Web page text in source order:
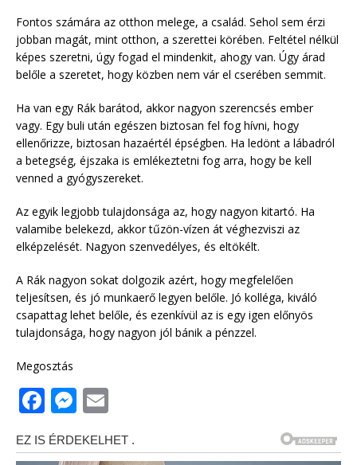
Fontos számára az otthon melege, a család. Sehol sem érzi
jobban magát, mint otthon, a szerettei körében. Feltétel nélkül
képes szeretni, úgy fogad el mindenkit, ahogy van. Úgy árad
belőle a szeretet, hogy közben nem vár el cserében semmit.
Ha van egy Rák barátod, akkor nagyon szerencsés ember
vagy. Egy buli után egészen biztosan fel fog hívni, hogy
ellenőrizze, biztosan hazaértél épségben. Ha ledönt a lábadról
a betegség, éjszaka is emlékeztetni fog arra, hogy be kell
venned a gyógyszereket.
Az egyik legjobb tulajdonsága az, hogy nagyon kitartó. Ha
valamibe belekezd, akkor tűzön-vízen át véghezviszi az
elképzelését. Nagyon szenvedélyes, és eltökélt.
A Rák nagyon sokat dolgozik azért, hogy megfelelően
teljesítsen, és jó munkaerő legyen belőle. Jó kolléga, kiváló
csapattag lehet belőle, és ezenkívül az is egy igen előnyös
tulajdonsága, hogy nagyon jól bánik a pénzzel.
Megosztás
F
a
c
M
ssai